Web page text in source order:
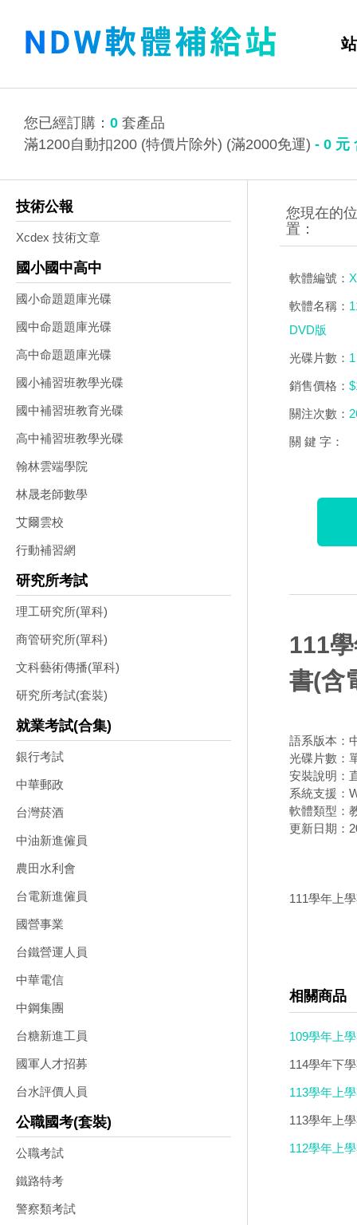
您已經訂購： 0 套產品
滿1200自動扣200 (特價片除外) (滿2000免運) - 0 元
技術公報
Xcdex 技術文章
國小國中高中
國小命題題庫光碟
國中命題題庫光碟
高中命題題庫光碟
國小補習班教學光碟
國中補習班教育光碟
高中補習班教學光碟
翰林雲端學院
林晟老師數學
艾爾雲校
行動補習網
研究所考試
理工研究所(單科)
商管研究所(單科)
文科藝術傳播(單科)
研究所考試(套裝)
就業考試(合集)
銀行考試
中華郵政
台灣菸酒
中油新進僱員
農田水利會
台電新進僱員
國營事業
台鐵營運人員
中華電信
中鋼集團
台糖新進工員
國軍人才招募
台水評價人員
公職國考(套裝)
公職考試
鐵路特考
警察類考試
軟體編號：
軟體名稱：
DVD版
光碟片數： 1
銷售價格：
關注次數：
關 鍵 字：
111
書(含
語系版本：
光碟片數：
安裝說明：
系統支援：
軟體類型：
更新日期：
111學年上
相關商品
109學年上
習單+素養
114學年下
DVD版
113學年上
113學年上
112學年上